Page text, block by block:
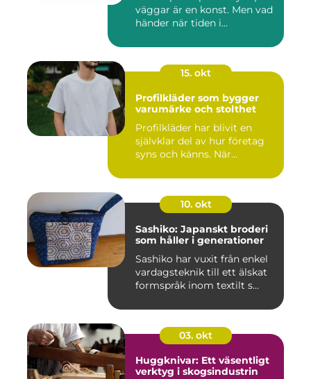
väggar är en konst. Men vad
händer när tiden i...
15. okt
Profilkläder som bygger
varumärke och stolthet
Profilkläder har blivit en
självklar del av hur företag
syns och känns. När...
10. okt
Sashiko: Japanskt broderi
som håller i generationer
Sashiko har vuxit från enkel
vardagsteknik till ett älskat
formspråk inom textilt s...
03. okt
Huggknivar: Ett väsentligt
verktyg i skogsindustrin